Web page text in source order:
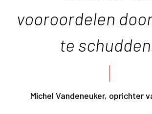
vooroordelen
te
Michel Vandeneuker, oprichter